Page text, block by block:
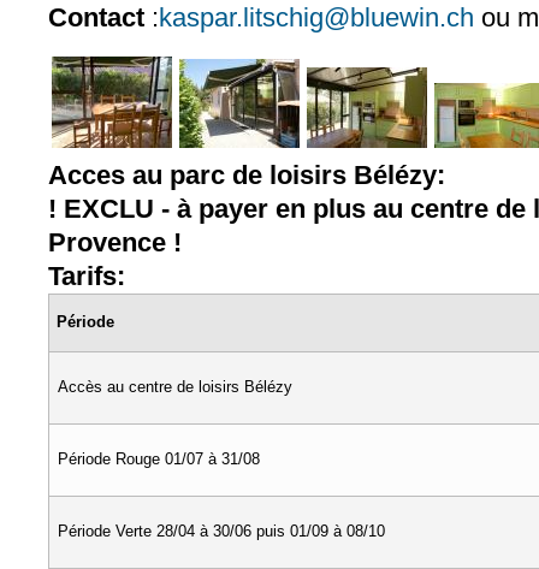
Contact :kaspar.litschig@bluewin.ch ou
Acces au parc de loisirs Bélézy:
! EXCLU - à payer en plus au centre
Provence !
Tarifs:
Période
Accès au centre de loisirs Bélézy
Période Rouge 01/07 à 31/08
Période Verte 28/04 à 30/06 puis 01/09 à 08/10